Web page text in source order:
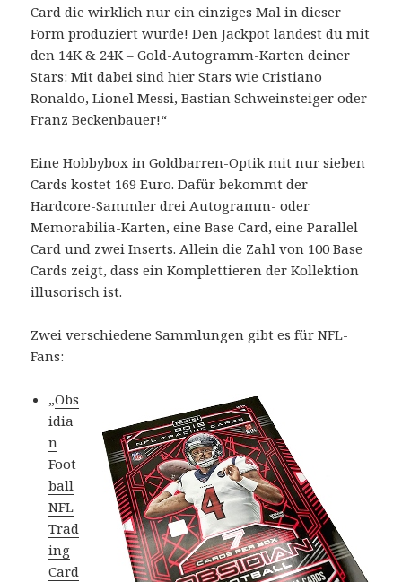
Card die wirklich nur ein einziges Mal in dieser
Form produziert wurde! Den Jackpot landest du mit
den 14K & 24K – Gold-Autogramm-Karten deiner
Stars: Mit dabei sind hier Stars wie Cristiano
Ronaldo, Lionel Messi, Bastian Schweinsteiger oder
Franz Beckenbauer!“
Eine Hobbybox in Goldbarren-Optik mit nur sieben
Cards kostet 169 Euro. Dafür bekommt der
Hardcore-Sammler drei Autogramm- oder
Memorabilia-Karten, eine Base Card, eine Parallel
Card und zwei Inserts. Allein die Zahl von 100 Base
Cards zeigt, dass ein Komplettieren der Kollektion
illusorisch ist.
Zwei verschiedene Sammlungen gibt es für NFL-
Fans:
„Obs
idia
n
Foot
ball
NFL
Trad
ing
Card